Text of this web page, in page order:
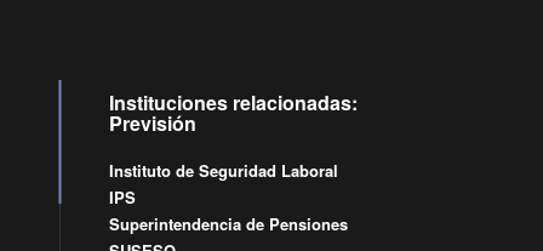
Instituciones relacionadas:
Previsión
Instituto de Seguridad Laboral
IPS
Superintendencia de Pensiones